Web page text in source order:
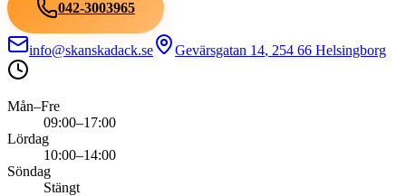
042-3003965
info@skanskadack.se Gevärsgatan 14, 254 66 Helsingborg
Mån–Fre
09:00–17:00
Lördag
10:00–14:00
Söndag
Stängt